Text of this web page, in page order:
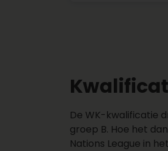
De WK-kwalificatie
groep B. Hoe het
Nations League in